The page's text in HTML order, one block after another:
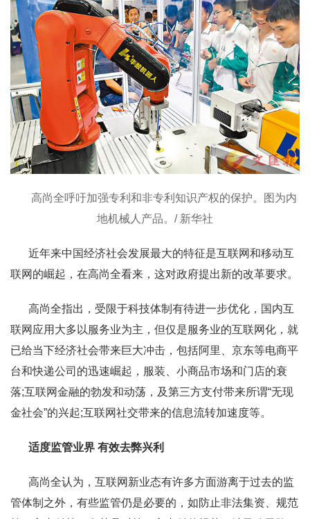
高尚全呼吁加强专利和非专利知识产权的保护。图为内
地机械人产品。/ 新华社
近年来中国经济社会发展最大的特征是互联网和移动互
联网的崛起，在高尚全看来，这对政府提出新的改革要求。
高尚全指出，受限于科技体制有待进一步优化，国内互
联网应用大多以服务业为主，但仅是服务业的互联网化，就
已给当下经济社会带来巨大冲击，包括阿里、京东等电商平
台和快递公司的迅速崛起，服装、小商品市场和门店的衰
落;互联网金融的勃发和动荡，及第三方支付带来所谓“无现
金社会”的兴起;互联网社交带来的信息流转加速度等。
适度监管业界 有效去弊兴利
高尚全认为，互联网新业态有许多方面游离于过去的监
管体制之外，有些监管仍是必要的，如防止非法集资、规范